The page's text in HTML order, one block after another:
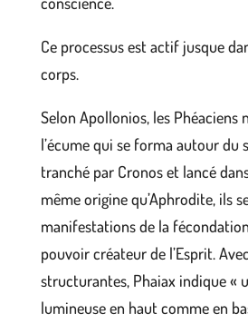
Ce processus est actif jusque
corps.
Selon Apollonios, les Phéaciens
l’écume qui se forma autour du
tranché par Cronos et lancé
même origine qu’Aphrodite, ils
manifestations de la
pouvoir créateur de l’Esprit.
structurantes, Phaiax indique «
lumineuse en haut comme en